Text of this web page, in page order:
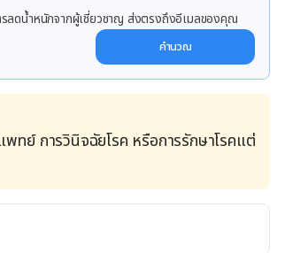
รลดน้ำหนักจากผู้เชี่ยวชาญ ส่งตรงถึงอีเมลของคุณ
คำนวณ
ย์ การวินิจฉัยโรค หรือการรักษาโรคแต่